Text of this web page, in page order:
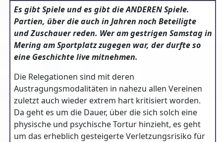
Es gibt Spiele und es gibt die ANDEREN Spiele.
Partien, über die auch in Jahren noch Beteiligte
und Zuschauer reden. Wer am gestrigen Samstag in
Mering am Sportplatz zugegen war, der durfte so
eine Geschichte live mitnehmen.
Die Relegationen sind mit deren
Austragungsmodalitäten in nahezu allen Vereinen
zuletzt auch wieder extrem hart kritisiert worden.
Da geht es um die Dauer, über die sich solch eine
physische und psychische Tortur hinzieht, es geht
um das erheblich gesteigerte Verletzungsrisiko für